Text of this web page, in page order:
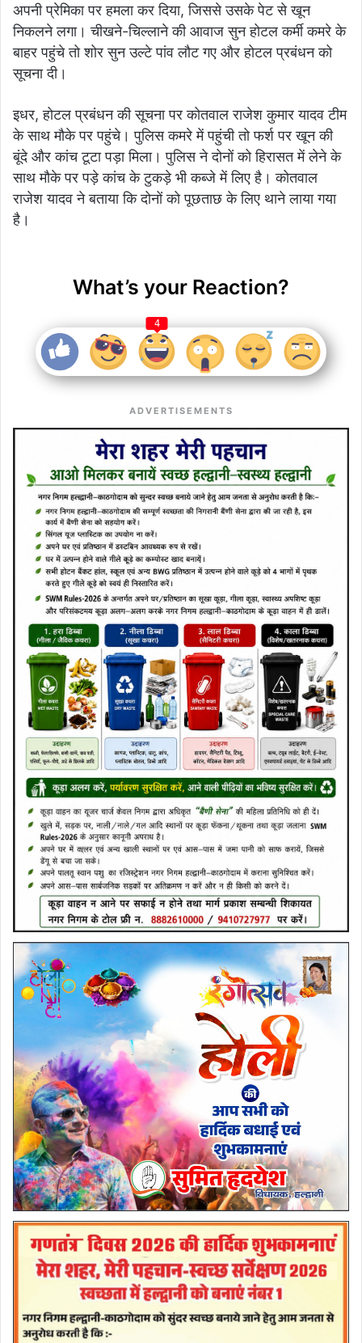
अपनी प्रेमिका पर हमला कर दिया, जिससे उसके पेट से खून
निकलने लगा। चीखने-चिल्लाने की आवाज सुन होटल कर्मी कमरे के
बाहर पहुंचे तो शोर सुन उल्टे पांव लौट गए और होटल प्रबंधन को
सूचना दी।
इधर, होटल प्रबंधन की सूचना पर कोतवाल राजेश कुमार यादव टीम
के साथ मौके पर पहुंचे। पुलिस कमरे में पहुंची तो फर्श पर खून की
बूंदे और कांच टूटा पड़ा मिला। पुलिस ने दोनों को हिरासत में लेने के
साथ मौके पर पड़े कांच के टुकड़े भी कब्जे में लिए है। कोतवाल
राजेश यादव ने बताया कि दोनों को पूछताछ के लिए थाने लाया गया
है।
What’s your Reaction?
4
ADVERTISEMENTS